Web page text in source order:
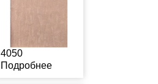
4050
Подробнее